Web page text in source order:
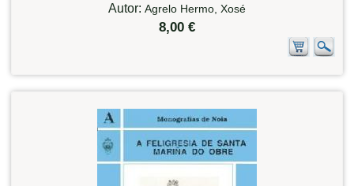
Autor: Agrelo Hermo, Xosé
8,00 €